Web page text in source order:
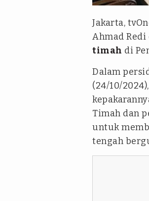
Jakarta,
Ahmad
timah di
Dalam
(24/10/
Timah dan
untuk
tengah